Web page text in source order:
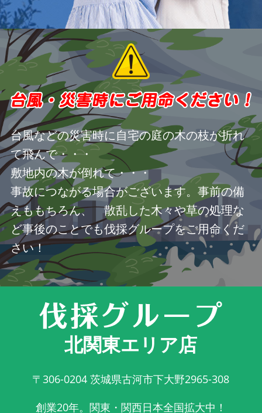
台風などの災害時に自宅の庭の木の枝が折れ
て飛んで・・・
敷地内の木が倒れて・・・
事故につながる場合がございます。事前の備
えももちろん、 散乱した木々や草の処理な
ど事後のことでも伐採グループをご用命くだ
さい！
北関東エリア店
〒306-0204 茨城県古河市下大野2965-308
創業20年。関東・関西日本全国拡大中！